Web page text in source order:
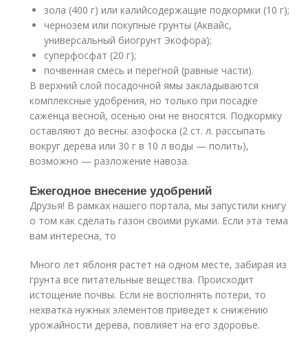
зола (400 г) или калийсодержащие подкормки (10 г);
чернозем или покупные грунты (Аквайс,
универсальный биогрунт Экофора);
суперфосфат (20 г);
почвенная смесь и перегной (равные части).
В верхний слой посадочной ямы закладываются
комплексные удобрения, но только при посадке
саженца весной, осенью они не вносятся. Подкормку
оставляют до весны: азофоска (2 ст. л. рассыпать
вокруг дерева или 30 г в 10 л воды — полить),
возможно — разложение навоза.
Ежегодное внесение удобрений
Друзья! В рамках нашего портала, мы запустили книгу
о том как сделать газон своими руками. Если эта тема
вам интересна, то
Много лет яблоня растет на одном месте, забирая из
грунта все питательные вещества. Происходит
истощение почвы. Если не восполнять потери, то
нехватка нужных элементов приведет к снижению
урожайности дерева, повлияет на его здоровье.